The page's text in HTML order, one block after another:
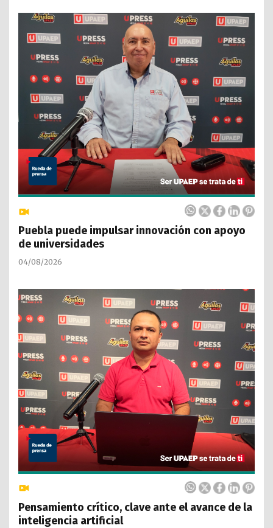
Puebla puede impulsar innovación con apoyo
de universidades
04/08/2026
Pensamiento crítico, clave ante el avance de la
inteligencia artificial